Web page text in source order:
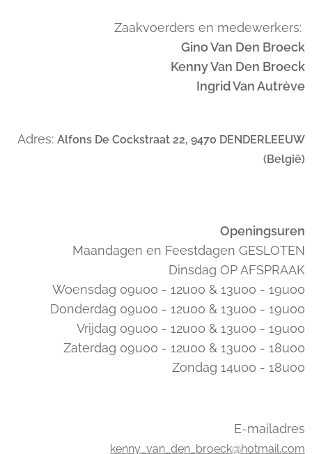
Zaakvoerders en medewerkers:
Gino Van Den Broeck
Kenny Van Den Broeck
Ingrid Van Autrève
Adres: Alfons De Cockstraat 22, 9470 DENDERLEEUW
(België)
Openingsuren
Maandagen en Feestdagen GESLOTEN
Dinsdag OP AFSPRAAK
Woensdag 09u00 - 12u00 & 13u00 - 19u00
Donderdag 09u00 - 12u00 & 13u00 - 19u00
Vrijdag 09u00 - 12u00 & 13u00 - 19u00
Zaterdag 09u00 - 12u00 & 13u00 - 18u00
Zondag 14u00 - 18u00
E-mailadres
kenny_van_den_broeck@hotmail.com